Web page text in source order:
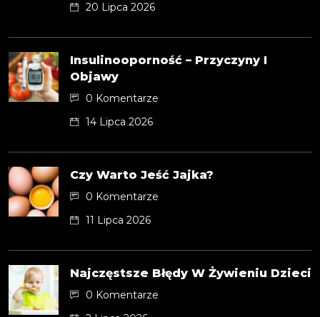
20 Lipca 2026
Insulinooporność – Przyczyny I
Objawy
0 Komentarze
14 Lipca 2026
Czy Warto Jeść Jajka?
0 Komentarze
11 Lipca 2026
Najczęstsze Błędy W Żywieniu Dzieci
0 Komentarze